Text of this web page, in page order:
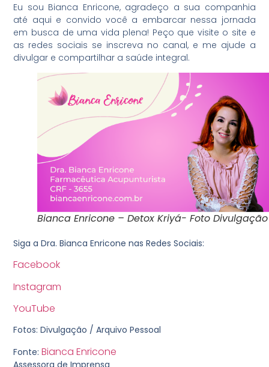
Eu sou Bianca Enricone, agradeço a sua companhia
até aqui e convido você a embarcar nessa jornada
em busca de uma vida plena! Peço que visite o site e
as redes sociais se inscreva no canal, e me ajude a
divulgar e compartilhar a saúde integral.
Bianca Enricone – Detox Kriyá- Foto Divulgação
Siga a Dra. Bianca Enricone nas Redes Sociais:
Facebook
Instagram
YouTube
Fotos: Divulgação / Arquivo Pessoal
Fonte: Bianca Enricone
Assessora de Imprensa